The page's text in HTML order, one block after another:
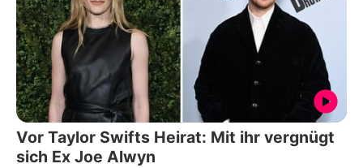
Vor Taylor Swifts Heirat: Mit ihr vergnügt
sich Ex Joe Alwyn